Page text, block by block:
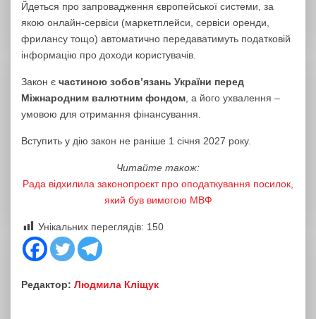
Йдеться про запровадження європейської системи, за
якою онлайн-сервіси (маркетплейси, сервіси оренди,
фрилансу тощо) автоматично передаватимуть податковій
інформацію про доходи користувачів.
Закон є частиною зобов’язань України перед
Міжнародним валютним фондом , а його ухвалення –
умовою для отримання фінансування.
Вступить у дію закон не раніше 1 січня 2027 року.
Читайте також:
Рада відхилила законопроєкт про оподаткування посилок,
який був вимогою МВФ
Унікальних переглядів: 150
Редактор: Людмила Кліщук